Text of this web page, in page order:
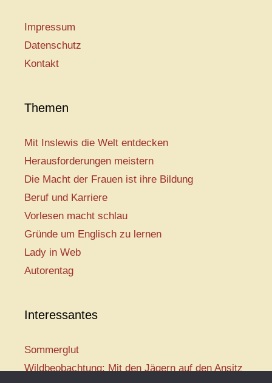
Impressum
Datenschutz
Kontakt
Themen
Mit Inslewis die Welt entdecken
Herausforderungen meistern
Die Macht der Frauen ist ihre Bildung
Beruf und Karriere
Vorlesen macht schlau
Gründe um Englisch zu lernen
Lady in Web
Autorentag
Interessantes
Sommerglut
Wildbeobachtung: Mit den Jägern auf den Ansitz